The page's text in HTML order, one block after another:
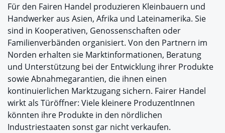
Für den Fairen Handel produzieren Kleinbauern und
Handwerker aus Asien, Afrika und Lateinamerika. Sie
sind in Kooperativen, Genossenschaften oder
Familienverbänden organisiert. Von den Partnern im
Norden erhalten sie Marktinformationen, Beratung
und Unterstützung bei der Entwicklung ihrer Produkte
sowie Abnahmegarantien, die ihnen einen
kontinuierlichen Marktzugang sichern. Fairer Handel
wirkt als Türöffner: Viele kleinere ProduzentInnen
könnten ihre Produkte in den nördlichen
Industriestaaten sonst gar nicht verkaufen.